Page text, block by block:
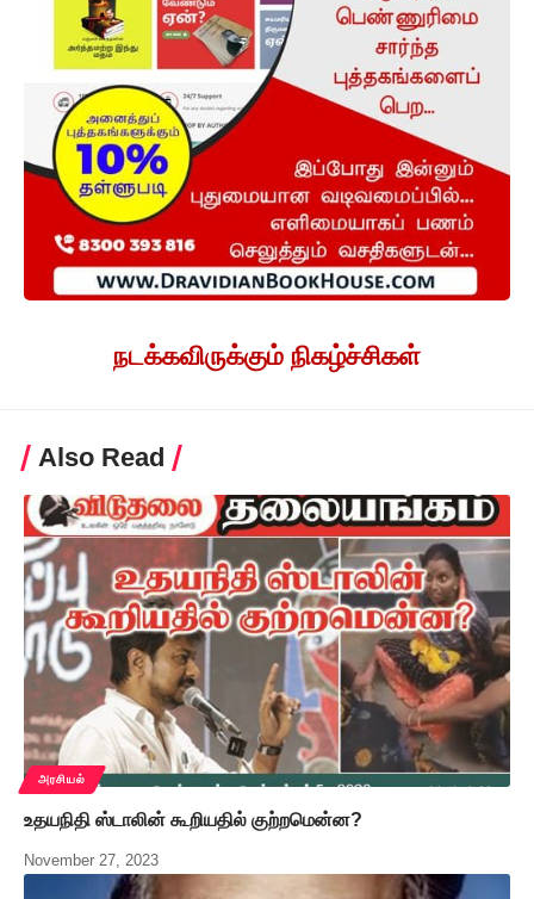
நடக்கவிருக்கும் நிகழ்ச்சிகள்
Also Read
அரசியல்
உதயநிதி ஸ்டாலின் கூறியதில் குற்றமென்ன?
November 27, 2023